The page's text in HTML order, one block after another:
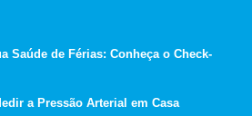
Saúde de Férias: Conheça o Check-
a Pressão Arterial em Casa